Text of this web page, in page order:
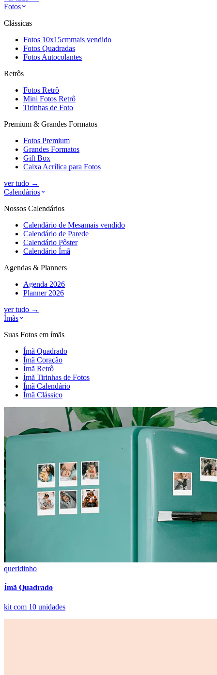
Fotos
Clássicas
Fotos 10x15cmmais vendido
Fotos Quadradas
Fotos Autocolantes
Retrôs
Fotos Retrô
Mini Fotos Retrô
Tirinhas de Foto
Premium & Grandes Formatos
Fotos Premium
Grandes Formatos
Gift Box
Caixa Acrílica para Fotos
ver tudo →
Calendários
Nossos Calendários
Calendário de Mesamais vendido
Calendário de Parede
Calendário Pôster
Calendário Ímã
Agendas & Planners
Agenda 2026
Planner 2026
ver tudo →
Ímãs
Suas Fotos em ímãs
Ímã Quadrado
Ímã Coração
Ímã Retrô
Ímã Tirinhas de Fotos
Ímã Calendário
Ímã Clássico
queridinho
Ímã Quadrado
kit com 10 unidades